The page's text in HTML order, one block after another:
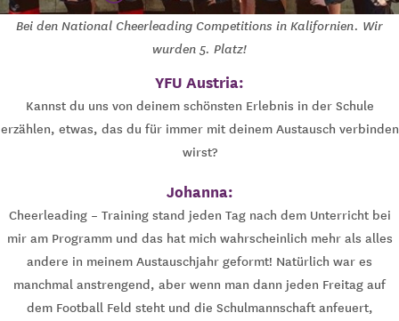
Bei den National Cheerleading Competitions in Kalifornien. Wir
wurden 5. Platz!
YFU Austria:
Kannst du uns von deinem schönsten Erlebnis in der Schule
erzählen, etwas, das du für immer mit deinem Austausch verbinden
wirst?
Johanna:
Cheerleading – Training stand jeden Tag nach dem Unterricht bei
mir am Programm und das hat mich wahrscheinlich mehr als alles
andere in meinem Austauschjahr geformt! Natürlich war es
manchmal anstrengend, aber wenn man dann jeden Freitag auf
dem Football Feld steht und die Schulmannschaft anfeuert,